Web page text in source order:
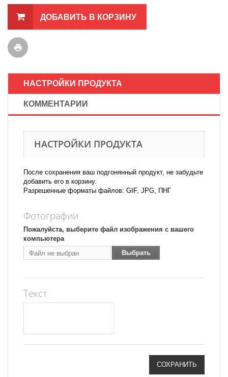
ДОБАВИТЬ В КОРЗИНУ
НАСТРОЙКИ ПРОДУКТА
КОММЕНТАРИИ
НАСТРОЙКИ ПРОДУКТА
После сохранения ваш подгонянный продукт, не забудьте
добавить его в корзину.
Разрешенные форматы файлов: GIF, JPG, ПНГ
Фотографии
Пожалуйста, выберите файл изображения с вашего
компьютера
Файл не выбран
Выбрать
Текст
СОХРАНИТЬ